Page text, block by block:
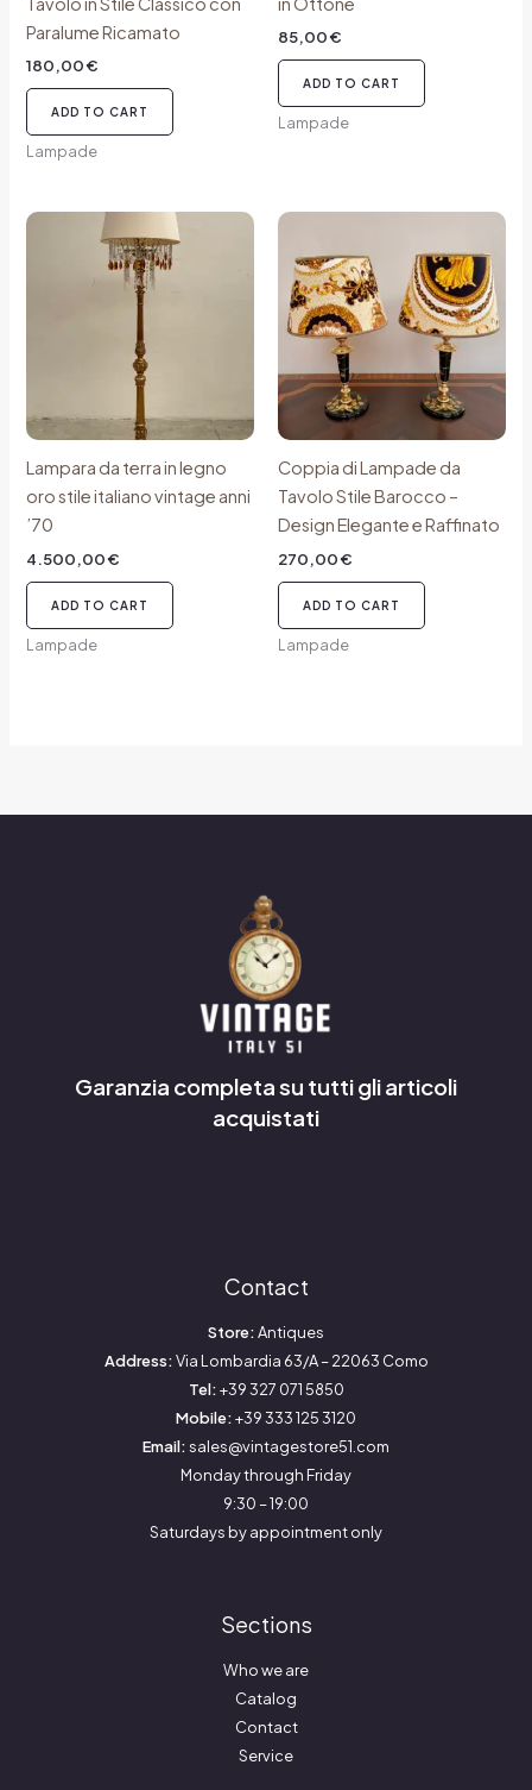
Paralume Ricamato
180,00€
ADD TO CART
Lampade
85,00€
ADD TO CART
Lampade
Lampara da terra in legno
oro stile italiano vintage anni
’70
4.500,00€
ADD TO CART
Lampade
Coppia di Lampade da
Tavolo Stile Barocco –
Design Elegante e Raffinato
270,00€
ADD TO CART
Lampade
Garanzia completa su tutti gli articoli
acquistati
Contact
Store:Antiques
Address:Via Lombardia 63/A – 22063 Como
Tel:+39 327 071 5850
Mobile:+39 333 125 3120
Email:sales@vintagestore51.com
Monday through Friday
9:30 – 19:00
Saturdays by appointment only
Sections
Who we are
Catalog
Contact
Service